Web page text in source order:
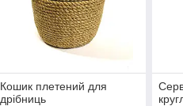
Кошик плетений для
дрібниць